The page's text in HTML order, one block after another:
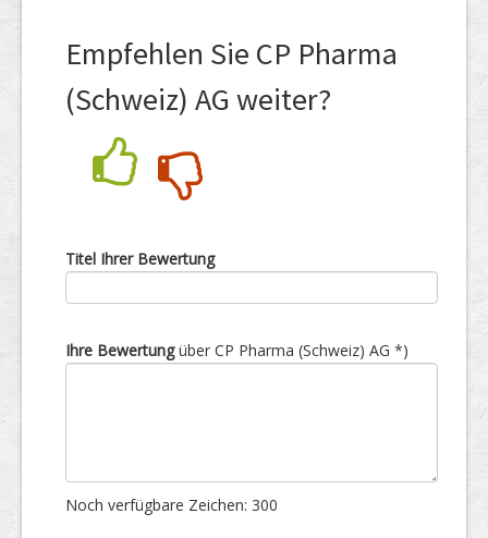
Empfehlen Sie CP Pharma
(Schweiz) AG weiter?
Titel Ihrer Bewertung
Ihre Bewertungüber CP Pharma (Schweiz) AG *)
Noch verfügbare Zeichen: 300